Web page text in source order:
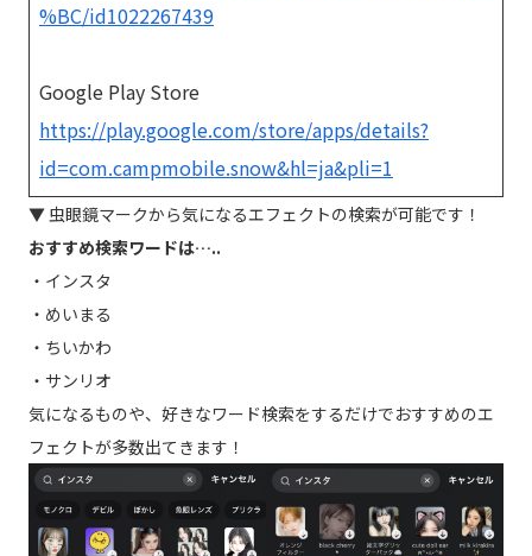
%BC/id1022267439
Google Play Store
https://play.google.com/store/apps/details?
id=com.campmobile.snow&hl=ja&pli=1
▼ 虫眼鏡マークから気になるエフェクトの検索が可能です！
おすすめ検索ワードは…..
・インスタ
・めいまる
・ちいかわ
・サンリオ
気になるものや、好きなワード検索をするだけでおすすめのエ
フェクトが多数出てきます！